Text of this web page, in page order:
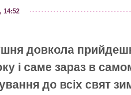
14:52
довкола
і саме зараз в
до всіх свят